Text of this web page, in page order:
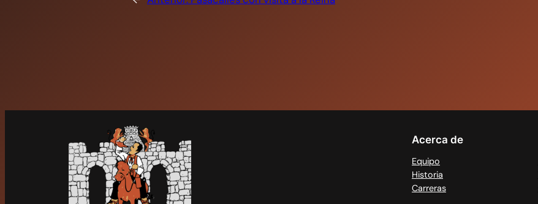
Acerca de
Equipo
Historia
Carreras